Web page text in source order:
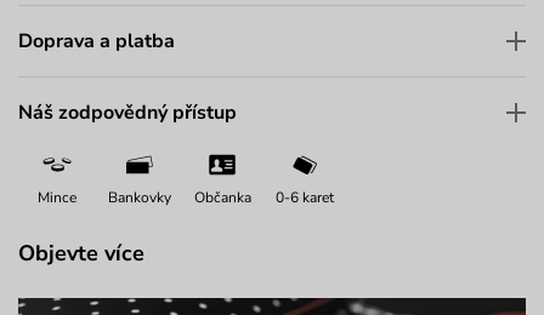
Doprava a platba
Náš zodpovědný přístup
Mince Bankovky Občanka 0-6 karet
Objevte více